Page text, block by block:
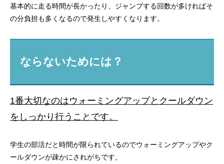
基本的に走る時間が長かったり、ジャンプする回数が多ければそ
の分負担も多くなるので発生しやすくなります。
ならないためには？
1番大切なのはウォーミングアップとクールダウン
をしっかり行うことです。
学生の部活だと時間が限られているのでウォーミングアップやク
ールダウンが疎かにされがちです。